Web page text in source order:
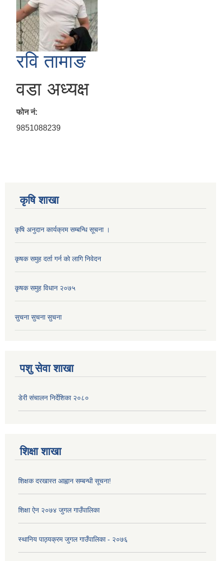
रवि तामाङ
वडा अध्यक्ष
फोन नं:
9851088239
कृषि शाखा
कृषि अनुदान कार्यक्रम सम्बन्धि सूचना ।
कृषक समुह दर्ता गर्न काे लागि निवेदन
कृषक समुह विधान २०७५
सुचना सुचना सुचना
पशु सेवा शाखा
डेरी संचालन निर्देशिका २०८०
शिक्षा शाखा
शिक्षक दरखास्त आह्वान सम्बन्धी सूचना!
शिक्षा ऐन २०७४ जुगल गाउँपालिका
स्थानिय पाठ्यक्रम जुगल गाउँपालिका - २०७६